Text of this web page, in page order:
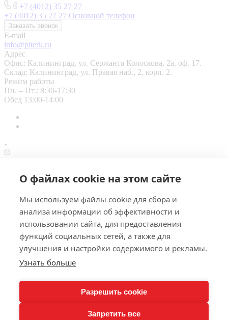
+7 (4012) 35 27 27
+7 (4012) 35 27 27 Основной телефон
Заказать звонок
E-mail
info@piterk.ru
Адрес
Офис: Калининград, ул. Сержанта Колоскова, 2а, оф. 17.
Склад: Калининград, ул. Правая наб., 2, корп. 2.
Режим работы
Пн. – Пт.: 8:30-17:30
Обед 13:00-14:00
Офис: Калининград, ул. Сержанта Колоскова, 2а, оф. 17.
© 2026 Питер-Кёльн - поставщик замороженных продуктов
питания для кафе, ресторанов, отелей, производств
Калининградской области.
Политика конфиденциальности
0 Корзина
О файлах cookie на этом сайте
Мы используем файлы cookie для сбора и
анализа информации об эффективности и
использовании сайта, для предоставления
функций социальных сетей, а также для
улучшения и настройки содержимого и рекламы.
Узнать больше
Разрешить cookie
Запретить все